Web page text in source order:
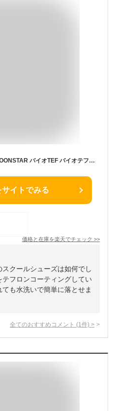
【取り寄せ可】ムーンスター MOONSTAR バイオTEF バイオテフ スリッポン スリップオン 14.0cm～22.5cm テフロン加工汚れにくい 防汚 撥水 撥油 うわばき 内履き 上靴 赤 (レッド) TEF01 上履き キッズ ジュニア 子供 男の子 女の子 シューズ 靴
イトでみる
価格と在庫を楽天でチェック >>
クールシューズは如何でし
テフロンコーティングしてい
も水洗いで簡単に落とせま
全てのおすすめコメント (1 件) >